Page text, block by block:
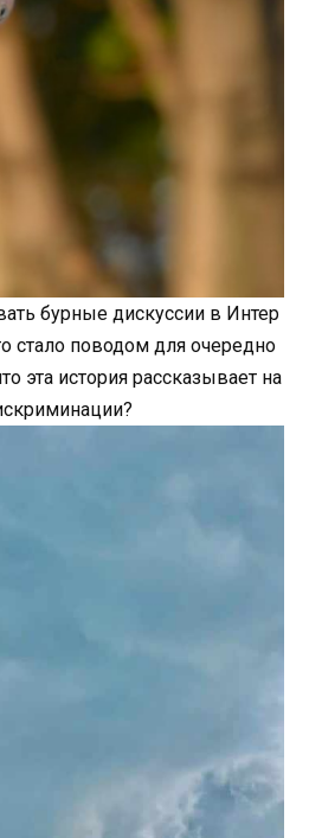
бурные дискуссии в Интер
стало поводом для очередно
эта история рассказывает на